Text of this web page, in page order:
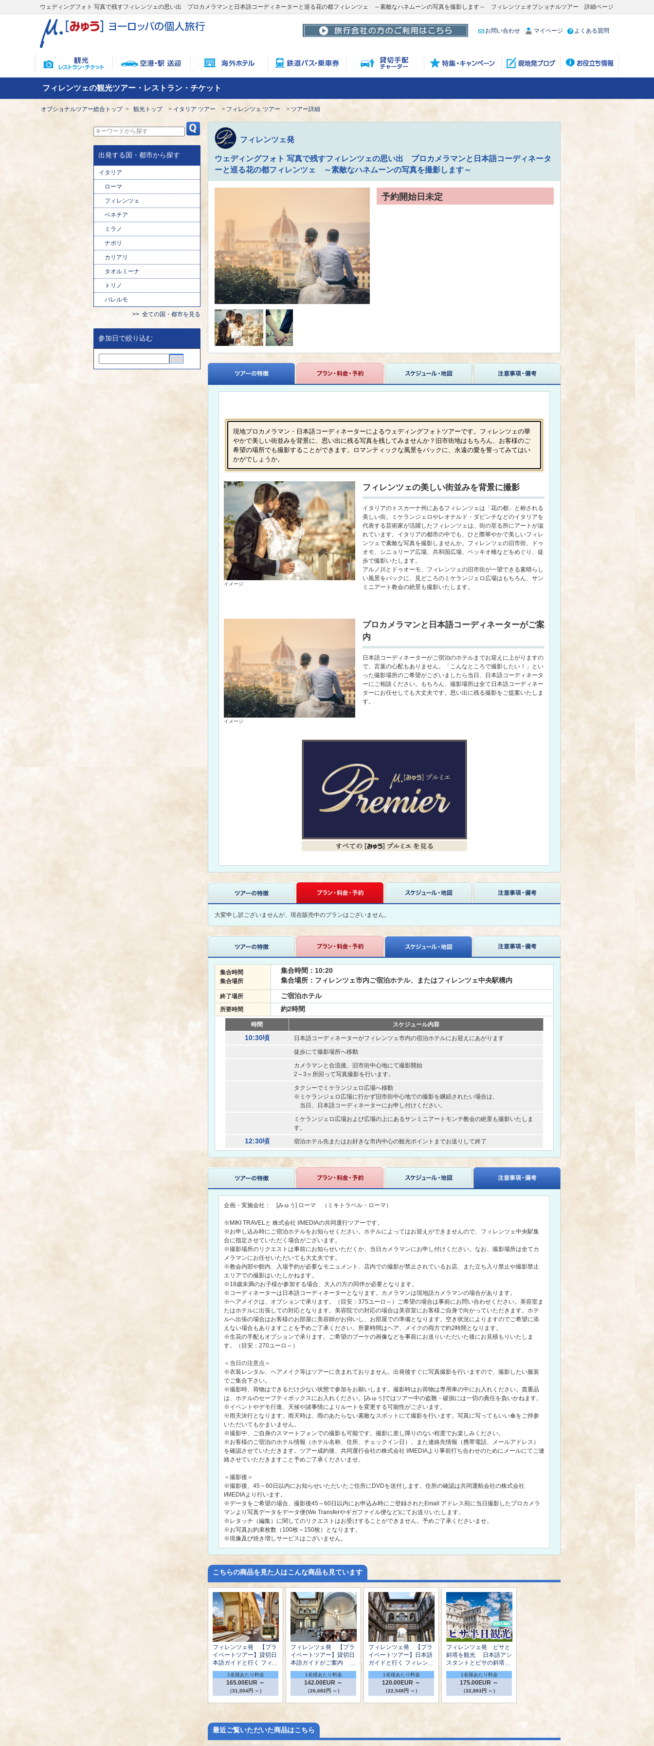
ウェディングフォト 写真で残すフィレンツェの思い出 プロカメラマンと日本語コーディネーターと巡る花の都フィレンツェ ～素敵なハネムーンの写真を撮影します～ フィレンツェオプショナルツアー 詳細ページ
お問い合わせ マイページ よくある質問
フィレンツェの観光ツアー・レストラン・チケット
オプショナルツアー総合トップ 観光トップ イタリア ツアー フィレンツェ ツアー ツアー詳細
出発する国・都市から探す
イタリア
ローマ
フィレンツェ
ベネチア
ミラノ
ナポリ
カリアリ
タオルミーナ
トリノ
パレルモ
全ての国・都市を見る
参加日で絞り込む
フィレンツェ発
ウェディングフォト 写真で残すフィレンツェの思い出 プロカメラマンと日本語コーディネータ
ーと巡る花の都フィレンツェ ～素敵なハネムーンの写真を撮影します～
予約開始日未定
現地プロカメラマン・日本語コーディネーターによるウェディングフォトツアーです。フィレンツェの華
やかで美しい街並みを背景に、思い出に残る写真を残してみませんか？旧市街地はもちろん、お客様のご
希望の場所でも撮影することができます。ロマンティックな風景をバックに、永遠の愛を誓ってみてはい
かがでしょうか。
イメージ
フィレンツェの美しい街並みを背景に撮影
イタリアのトスカーナ州にあるフィレンツェは「花の都」と称される
美しい街。ミケランジェロやレオナルド・ダビンチなどのイタリアを
代表する芸術家が活躍したフィレンツェは、街の至る所にアートが溢
れています。イタリアの都市の中でも、ひと際華やかで美しいフィレ
ンツェで素敵な写真を撮影しませんか。フィレンツェの旧市街、ドゥ
オモ、シニョリーア広場、共和国広場、ベッキオ橋などをめぐり、徒
歩で撮影いたします。
アルノ川とドゥオーモ、フィレンツェの旧市街が一望できる素晴らし
い風景をバックに、見どころのミケランジェロ広場はもちろん、サン
ミニアート教会の絶景も撮影いたします。
イメージ
プロカメラマンと日本語コーディネーターがご案
内
日本語コーディネーターがご宿泊のホテルまでお迎えに上がりますの
で、言葉の心配もありません。「こんなところで撮影したい！」とい
った撮影場所のご希望がございましたら当日、日本語コーディネータ
ーにご相談ください。もちろん、撮影場所は全て日本語コーディネー
ターにお任せしても大丈夫です。思い出に残る撮影をご提案いたしま
す。
大変申し訳ございませんが、現在販売中のプランはございません。
集合時間
集合場所
集合時間：10:20
集合場所：フィレンツェ市内ご宿泊ホテル、またはフィレンツェ中央駅構内
終了場所 ご宿泊ホテル
所要時間 約2時間
時間 スケジュール内容
10:30頃
日本語コーディネーターがフィレンツェ市内の宿泊ホテルにお迎えにあがります
徒歩にて撮影場所へ移動
カメラマンと合流後、旧市街中心地にて撮影開始
2～3ヶ所回って写真撮影を行います。
タクシーでミケランジェロ広場へ移動
※ミケランジェロ広場に行かず旧市街中心地での撮影を継続されたい場合は、
当日、日本語コーディネーターにお申し付けください。
ミケランジェロ広場および広場の上にあるサンミニアートモンテ教会の絶景も撮影いたしま
す。
12:30頃 宿泊ホテル先またはお好きな市内中心の観光ポイントまでお送りして終了
企画・実施会社： [みゅう] ローマ （ミキトラベル・ローマ）
※MIKI TRAVELと 株式会社 I/MEDIAの共同運行ツアーです。
※お申し込み時にご宿泊ホテルをお知らせください。ホテルによってはお迎えができませんので、フィレンツェ中央駅集
合に指定させていただく場合がございます。
※撮影場所のリクエストは事前にお知らせいただくか、当日カメラマンにお申し付けください。なお、撮影場所は全てカ
メラマンにお任せいただいても大丈夫です。
※教会内部や館内、入場予約が必要なモニュメント、店内での撮影が禁止されているお店、また立ち入り禁止や撮影禁止
エリアでの撮影はいたしかねます。
※18歳未満のお子様が参加する場合、大人の方の同伴が必要となります。
※コーディネーターは日本語コーディネーターとなります。カメラマンは現地語カメラマンの場合があります。
※ヘアメイクは、オプションで承ります。（目安：375ユーロ～）ご希望の場合は事前にお問い合わせください。美容室ま
たはホテルに出張しての対応となります。美容院での対応の場合は美容室にお客様ご自身で向かっていただきます。ホテ
ルへ出張の場合はお客様のお部屋に美容師がお伺いし、お部屋での準備となります。空き状況によりますのでご希望に添
えない場合もありますことを予めご了承ください。所要時間はヘア、メイクの両方で約2時間となります。
※生花の手配もオプションで承ります。ご希望のブーケの画像などを事前にお送りいただいた後にお見積もりいたしま
す。（目安：270ユーロ～）
＜当日の注意点＞
※衣装レンタル、ヘアメイク等はツアーに含まれておりません。出発後すぐに写真撮影を行いますので、撮影したい服装
でご集合下さい。
※撮影時、荷物はできるだけ少ない状態で参加をお願いします。撮影時はお荷物は専用車の中にお入れください。貴重品
は、ホテルのセーフティボックスにお入れください。[みゅう]ではツアー中の盗難・破損には一切の責任を負いかねます。
※イベントやデモ行進、天候や諸事情によりルートを変更する可能性がございます。
※雨天決行となります。雨天時は、雨のあたらない素敵なスポットにて撮影を行います。写真に写ってもいい傘をご持参
いただいてもかまいません。
※撮影中、ご自身のスマートフォンでの撮影も可能です。撮影に差し障りのない程度でお楽しみください。
※お客様のご宿泊のホテル情報（ホテル名称、住所、チェックイン日）、また連絡先情報（携帯電話、メールアドレス）
を確認させていただきます。ツアー成約後、共同運行会社の株式会社 I/MEDIAより事前打ち合わせのためにメールにてご連
絡させていただきますこと予めご了承くださいませ。
＜撮影後＞
※撮影後、45～60日以内にお知らせいただいたご住所にDVDを送付します。住所の確認は共同運航会社の株式会社
I/MEDIAより行います。
※データをご希望の場合、撮影後45～60日以内にお申込み時にご登録されたEmail アドレス宛に当日撮影したプロカメラ
マンより写真データをデータ便(We Transferやギガファイル便など)にてお送りいたします。
※レタッチ（編集）に関してのリクエストはお受けすることができません。予めご了承くださいませ。
※お写真お約束枚数（100枚～150枚）となります。
※現像及び焼き増しサービスはございません。
こちらの商品を見た人はこんな商品も見ています
フィレンツェ発 【プラ
イベートツアー】貸切日
本語ガイドと行く フィレ
ンツェ半日市内観光 ～
ウフィッツィ美術館とヴ
ァザーリの回廊入場
1名様あたり料金
165.00EUR ～
（31,004円 ～）
フィレンツェ発 【プラ
イベートツアー】貸切日
本語ガイドがご案内 ウ
フィツィ美術館とアカデ
ミア美術館 半日観光
1名様あたり料金
142.00EUR ～
（26,682円 ～）
フィレンツェ発 【プラ
イベートツアー】日本語
ガイドと行く フィレンツ
エ半日市内観光とウフィ
ツィ美術館入場見学
1名様あたり料金
120.00EUR ～
（22,548円 ～）
フィレンツェ発 ピサと
斜塔を観光 日本語アシ
スタントとピサの斜塔入
場付き
1名様あたり料金
175.00EUR ～
（32,883円 ～）
最近ご覧いただいた商品はこちら